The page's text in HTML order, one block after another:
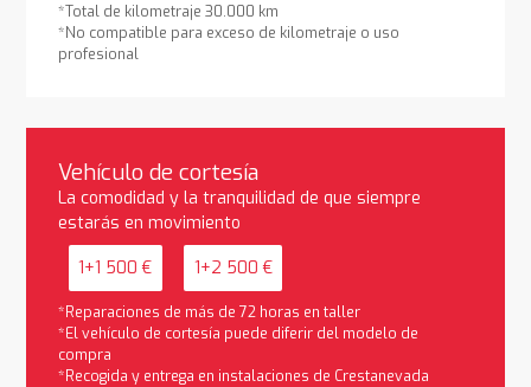
*Total de kilometraje 30.000 km
*No compatible para exceso de kilometraje o uso
profesional
Vehículo de cortesía
La comodidad y la tranquilidad de que siempre
estarás en movimiento
1+1 500 € 1+2 500 €
*Reparaciones de más de 72 horas en taller
*El vehículo de cortesía puede diferir del modelo de
compra
*Recogida y entrega en instalaciones de Crestanevada